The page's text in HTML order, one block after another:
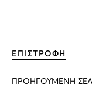
ΕΠΙΣΤΡΟΦΗ
ΠΡΟΗΓΟΥΜΕΝΗ